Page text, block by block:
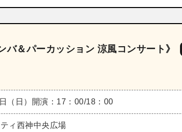
＆パーカッション 涼風コンサート》
（日） 開演：17：00/18：00
ィ西神中央広場